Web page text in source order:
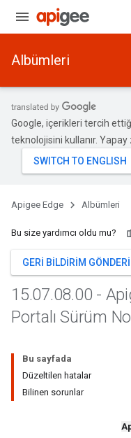
Albümleri
Google, içerikleri tercih
teknolojisini kullanır.
Apigee Edge Albümleri
Bu size yardımcı oldu mu?
GERI BILDIRIM
15.07.08.00 -
Portalı Sürüm
Bu sayfada
Düzeltilen hatalar
Bilinen sorunlar